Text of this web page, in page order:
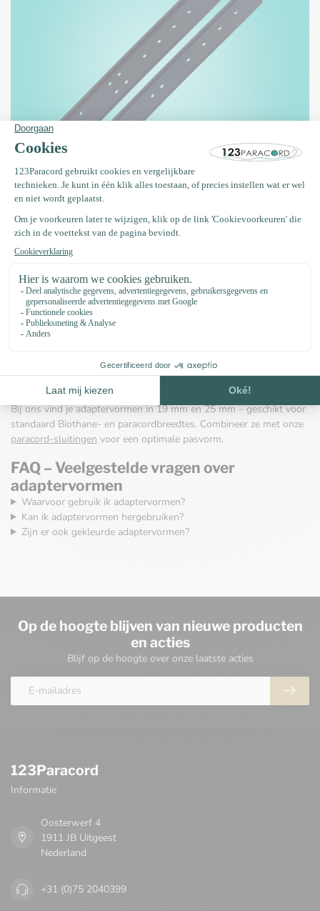
Adaptervormen voor paracord – handige verbindingsoplossingen
Onzeadaptervormen
combinatie metBiothaneofParacord 550
Wat is een adaptervorm?
Een adaptervorm is een stevig verbindingsstuk dat vaak wordt
eenvoudig om je DIY-project te vervangen of uit te breiden.
Welke varianten zijn er?
Bij ons vind je adaptervormen in 19 mm en 25 mm – geschikt voor
standaard Biothane- en paracordbreedtes. Combineer ze met onze
paracord-sluitingen voor een optimale pasvorm.
FAQ – Veelgestelde vragen over
adaptervormen
Waarvoor gebruik ik adaptervormen?
Kan ik adaptervormen hergebruiken?
Zijn er ook gekleurde adaptervormen?
Op de hoogte blijven van nieuwe producten
en acties
Blijf op de hoogte over onze laatste acties
123Paracord
Informatie
Oosterwerf 4
1911 JB Uitgeest
Nederland
+31 (0)75 2040399